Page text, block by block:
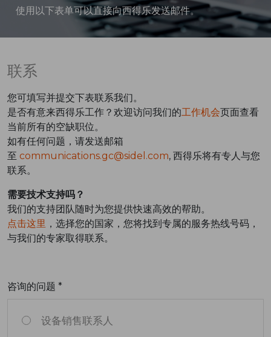
使用以下表单可以直接向西得乐发送邮件。
联系
您可填写并提交下表联系我们。
是否有意来西得乐工作？欢迎访问我们的工作机会页面查看
当前所有的空缺职位。
如有任何问题，请发送邮箱
至 communications.gc@sidel.com, 西得乐将有专人与您
联系。
需要技术支持吗？
我们的支持团队随时为您提供快速高效的帮助。
点击这里 ，选择您的国家，您将找到专属的服务热线号码，
与我们的专家取得联系。
咨询的问题 *
设备销售联系人